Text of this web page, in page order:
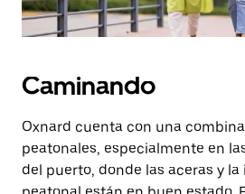
Caminando
Oxnard cuenta con una
peatonales, especialmente en
del puerto, donde las aceras y